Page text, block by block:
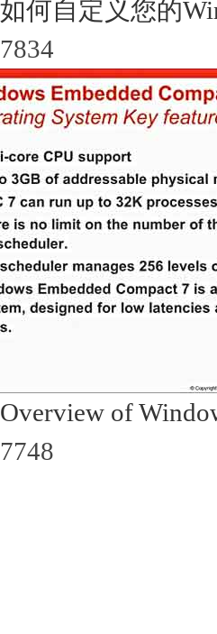
如何自定义您的
7834
Overview of
7748